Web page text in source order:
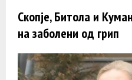
Скопје, Битола и
на заболени од грип